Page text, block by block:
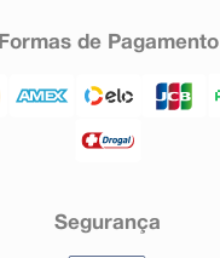
Formas de Pagamento
Segurança